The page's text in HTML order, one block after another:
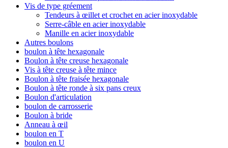
Vis de type gréement
Tendeurs à œillet et crochet en acier inoxydable
Serre-câble en acier inoxydable
Manille en acier inoxydable
Autres boulons
boulon à tête hexagonale
Boulon à tête creuse hexagonale
Vis à tête creuse à tête mince
Boulon à tête fraisée hexagonale
Boulon à tête ronde à six pans creux
Boulon d'articulation
boulon de carrosserie
Boulon à bride
Anneau à œil
boulon en T
boulon en U